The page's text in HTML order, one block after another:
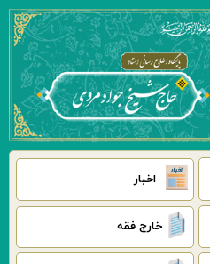
اخبار
خارج فقه